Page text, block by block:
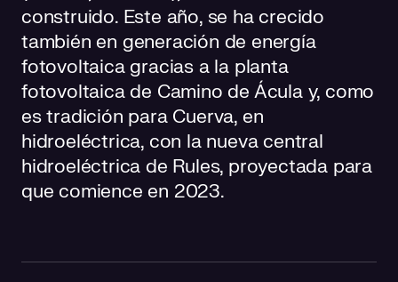
construido. Este año, se ha crecido
también en generación de energía
fotovoltaica gracias a la planta
fotovoltaica de Camino de Ácula y, como
es tradición para Cuerva, en
hidroeléctrica, con la nueva central
hidroeléctrica de Rules, proyectada para
que comience en 2023.